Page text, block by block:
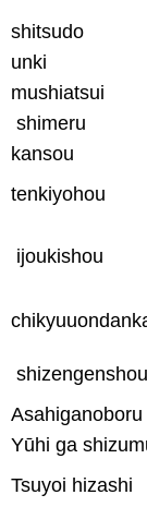
shitsudo
unki
mushiatsui
shimeru
kansou
tenkiyohou
ijoukishou
shizengenshou
Asahiganoboru
Yūhi ga
Tsuyoi hizashi